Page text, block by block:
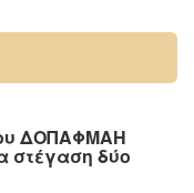
ΔΟΠΑΦΜΑΗ
στέγαση δύο